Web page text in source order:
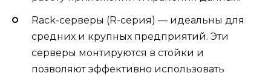
Rack-серверы (R-серия) — идеальны для
средних и крупных предприятий. Эти
серверы монтируются в стойки и
позволяют эффективно использовать